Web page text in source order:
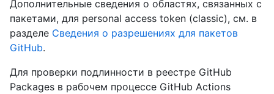
Дополнительные сведения о областях, связанных с
пакетами, для personal access token (classic), см. в
разделе Сведения о разрешениях для пакетов
GitHub.
Для проверки подлинности в реестре GitHub
Packages в рабочем процессе GitHub Actions